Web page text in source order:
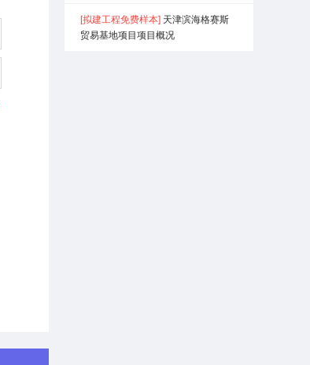
[拟建工程免费样本] 天津滨海格赛斯
贸易基地项目项目概况